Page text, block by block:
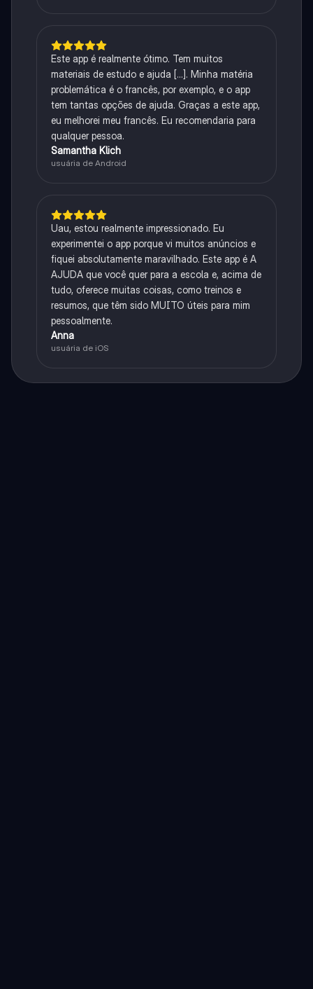
Este app é realmente ótimo. Tem muitos
materiais de estudo e ajuda [...]. Minha matéria
problemática é o francês, por exemplo, e o app
tem tantas opções de ajuda. Graças a este app,
eu melhorei meu francês. Eu recomendaria para
qualquer pessoa.
Samantha Klich
usuária de Android
Uau, estou realmente impressionado. Eu
experimentei o app porque vi muitos anúncios e
fiquei absolutamente maravilhado. Este app é A
AJUDA que você quer para a escola e, acima de
tudo, oferece muitas coisas, como treinos e
resumos, que têm sido MUITO úteis para mim
pessoalmente.
Anna
usuária de iOS